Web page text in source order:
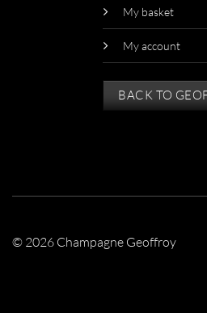
My basket
My account
BACK TO
© 2026 Champagne Geoffroy